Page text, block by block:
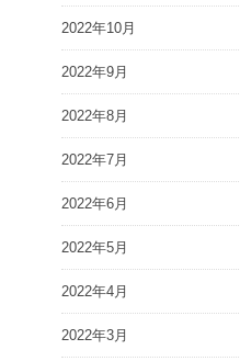
2022年10月
2022年9月
2022年8月
2022年7月
2022年6月
2022年5月
2022年4月
2022年3月